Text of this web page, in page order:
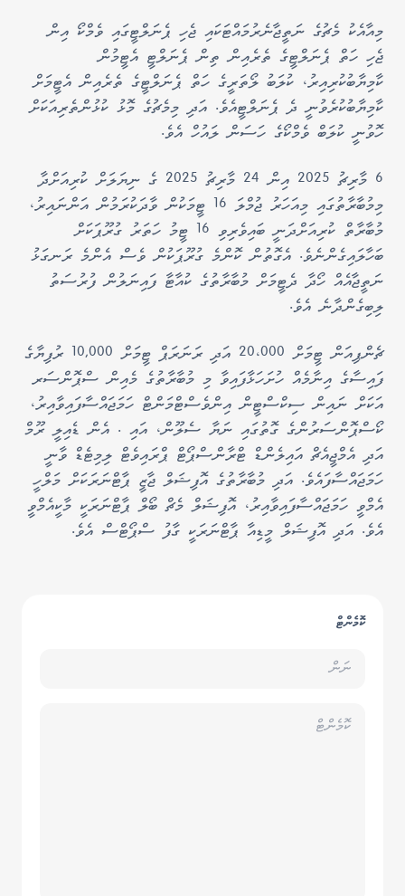
މިއާއެކު މެޗުގެ ނަތީޖާނެރުމައްޓަކައި ޖެހި ޕެނަލްޓީގައި ވެމްކޯ އިން
ޖެހި ހަތް ޕެނަލްޓީގެ ތެރެއިން ތިން ޕެނަލްޓީ އެޓީމުން
ކާމިޔާބުކުރިއިރު، ކުލަބު ލޯތަރީގެ ހަތް ޕެނަލްޓީގެ ތެރެއިން އެޓީމަށް
ކާމިޔާބުކުރެވުނީ ދެ ޕެނަލްޓީއެވެ. އަދި މިމެޗުގެ މޮޅު ކުޅުންތެރިއަކަށް
ހޮވުނީ ކުލަބް ވެމްކޯގެ ހަސަން ލައުހް އެވެ.
6 މާރިޗު 2025 އިން 24 މާރިޗު 2025 ގެ ނިޔަލަށް ކުރިއަށްދާ
މިމުބާރާތުގައި މިއަހަރު ޖުމްލަ 16 ޓީމަކުން ވާދަކުރަމުން އަންނައިރު،
މުބާރާތް ކުރިއަށްދަނީ ބައިވެރިވި 16 ޓީމު ހަތަރު ގުރޫޕަކަށް
ބަހާލައިގެންނެވެ. އެގޮތުން ކޮންމެ ގުރޫޕަކުން ވެސް އެންމެ ރަނގަޅު
ނަތީޖާއެއް ހޯދާ ދެޓީމަށް މުބާރާތުގެ ކުއާޓާ ފައިނަލުން ފުރުސަތު
ލިބިގެންދާނެ އެވެ.
ޗެންޕިއަން ޓީމަށް 20،000 އަދި ރަނަރަޕް ޓީމަށް 10,000 ރުފިޔާގެ
ފައިސާގެ އިނާމެއް ހުށަހަޅާފައިވާ މި މުބާރާތުގެ މެއިން ސްޕޮންސަރ
އަކަށް ނައިން ސިކްސްޓީން އިންވެސްޓްމަންޓް ހަމަޖައްސާފައިވާއިރު،
ކޯސްޕޮންސަރުންގެ ގޮތުގައި ނަޔާ ސެލޫން، އައި . އެން ޑެއިލީ ރޫމް
އަދި އެމްޖީއެޗް އައިލެންޑް ޓްރާންސްޕޯޓް ޕްރައިވެޓް ލިމިޓެޑް ވާނީ
ހަމަޖައްސާފައެވެ. އަދި މުބާރާތުގެ އޮފިޝަލް ޖާޒީ ޕާޓްނަރަކަށް މަލްހީ
އެމްވީ ހަމަޖައްސާފައިވާއިރު، އޮފިޝަލް މެޗް ބޯލް ޕާޓްނަރަކީ މާކީއެމްވީ
އެވެ. އަދި އޮފިޝަލް މީޑިއާ ޕާޓްނަރަކީ ގާފު ސްޕޯޓްސް އެވެ.
ކޮމެންޓް